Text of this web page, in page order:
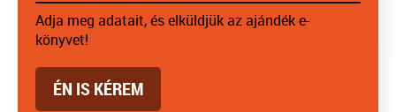
Adja meg adatait, és elküldjük az ajándék e-
könyvet!
ÉN IS KÉREM